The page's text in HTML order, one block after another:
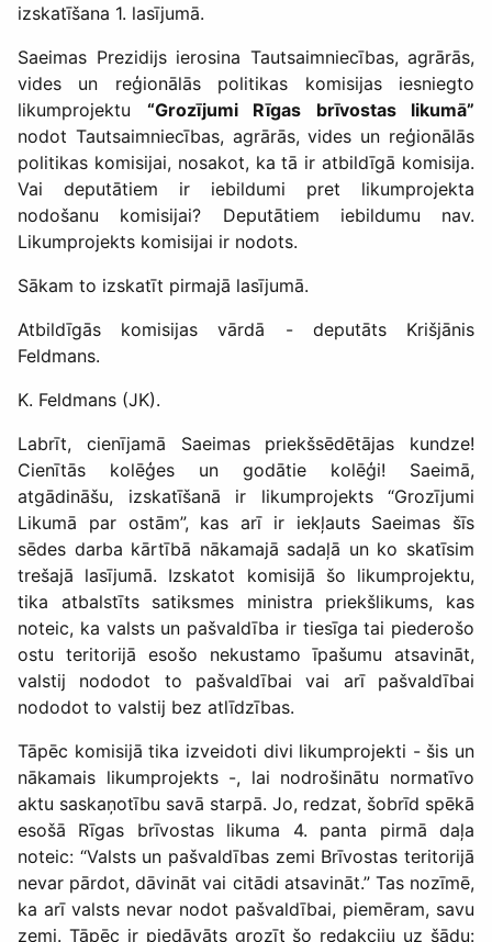
izskatīšana 1. lasījumā.
Saeimas Prezidijs ierosina Tautsaimniecības, agrārās,
vides un reģionālās politikas komisijas iesniegto
likumprojektu “Grozījumi Rīgas brīvostas likumā”
nodot Tautsaimniecības, agrārās, vides un reģionālās
politikas komisijai, nosakot, ka tā ir atbildīgā komisija.
Vai deputātiem ir iebildumi pret likumprojekta
nodošanu komisijai? Deputātiem iebildumu nav.
Likumprojekts komisijai ir nodots.
Sākam to izskatīt pirmajā lasījumā.
Atbildīgās komisijas vārdā - deputāts Krišjānis
Feldmans.
K. Feldmans (JK).
Labrīt, cienījamā Saeimas priekšsēdētājas kundze!
Cienītās kolēģes un godātie kolēģi! Saeimā,
atgādināšu, izskatīšanā ir likumprojekts “Grozījumi
Likumā par ostām”, kas arī ir iekļauts Saeimas šīs
sēdes darba kārtībā nākamajā sadaļā un ko skatīsim
trešajā lasījumā. Izskatot komisijā šo likumprojektu,
tika atbalstīts satiksmes ministra priekšlikums, kas
noteic, ka valsts un pašvaldība ir tiesīga tai piederošo
ostu teritorijā esošo nekustamo īpašumu atsavināt,
valstij nododot to pašvaldībai vai arī pašvaldībai
nododot to valstij bez atlīdzības.
Tāpēc komisijā tika izveidoti divi likumprojekti - šis un
nākamais likumprojekts -, lai nodrošinātu normatīvo
aktu saskaņotību savā starpā. Jo, redzat, šobrīd spēkā
esošā Rīgas brīvostas likuma 4. panta pirmā daļa
noteic: “Valsts un pašvaldības zemi Brīvostas teritorijā
nevar pārdot, dāvināt vai citādi atsavināt.” Tas nozīmē,
ka arī valsts nevar nodot pašvaldībai, piemēram, savu
zemi. Tāpēc ir piedāvāts grozīt šo redakciju uz šādu: